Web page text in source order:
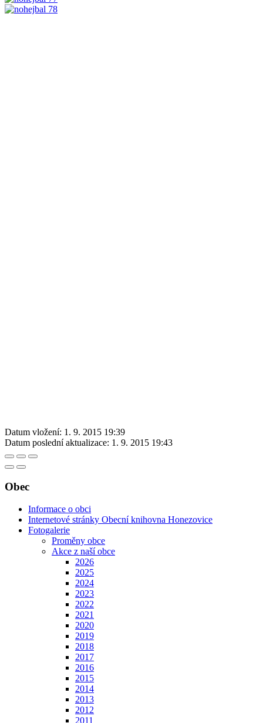
Datum vložení: 1. 9. 2015 19:39
Datum poslední aktualizace: 1. 9. 2015 19:43
Obec
Informace o obci
Internetové stránky Obecní knihovna Honezovice
Fotogalerie
Proměny obce
Akce z naší obce
2026
2025
2024
2023
2022
2021
2020
2019
2018
2017
2016
2015
2014
2013
2012
2011